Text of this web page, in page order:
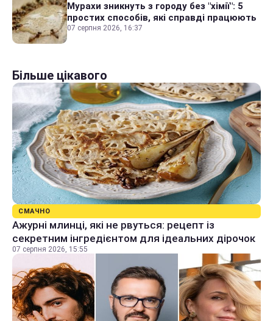
Мурахи зникнуть з городу без "хімії": 5
простих способів, які справді працюють
07 серпня 2026, 16:37
Більше цікавого
СМАЧНО
Ажурні млинці, які не рвуться: рецепт із
секретним інгредієнтом для ідеальних дірочок
07 серпня 2026, 15:55